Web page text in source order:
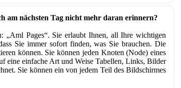
am nächsten Tag nicht mehr daran erinnern?
„Aml Pages“. Sie erlaubt Ihnen, all Ihre wichtigen
Sie immer sofort finden, was Sie brauchen. Die
können. Sie können jeden Knoten (Node) eines
eine einfache Art und Weise Tabellen, Links, Bilder
Sie können ein von jedem Teil des Bildschirmes